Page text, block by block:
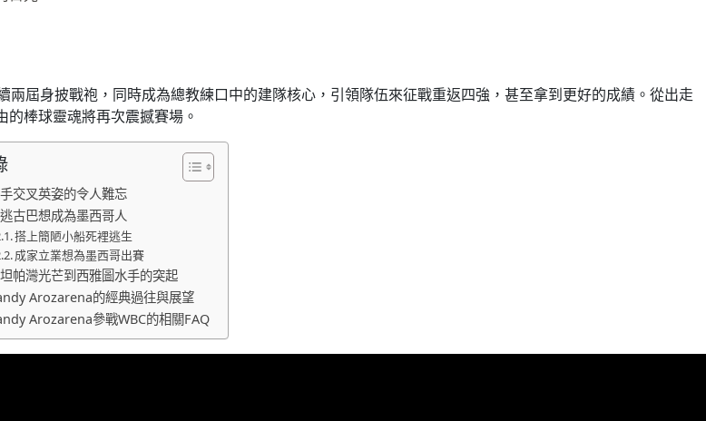
屆身披戰袍，同時成為總教練口中的建隊核心，引領隊伍來征戰重返四強，甚至拿到更好的成績。從出走
棒球靈魂將再次震撼賽場。
交叉英姿的令人難忘
古巴想成為墨西哥人
搭上簡陋小船死裡逃生
成家立業想為墨西哥出賽
帕灣光芒到西雅圖水手的突起
Arozarena的經典過往與展望
Arozarena參戰WBC的相關FAQ